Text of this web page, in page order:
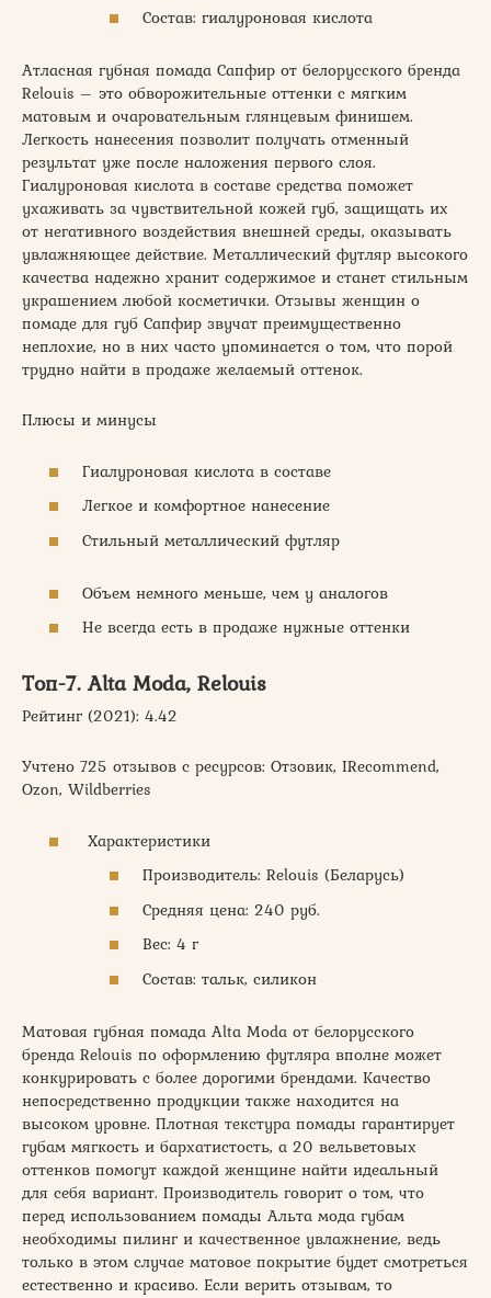
Состав: гиалуроновая кислота
Атласная губная помада Сапфир от белорусского бренда
Relouis – это обворожительные оттенки с мягким
матовым и очаровательным глянцевым финишем.
Легкость нанесения позволит получать отменный
результат уже после наложения первого слоя.
Гиалуроновая кислота в составе средства поможет
ухаживать за чувствительной кожей губ, защищать их
от негативного воздействия внешней среды, оказывать
увлажняющее действие. Металлический футляр высокого
качества надежно хранит содержимое и станет стильным
украшением любой косметички. Отзывы женщин о
помаде для губ Сапфир звучат преимущественно
неплохие, но в них часто упоминается о том, что порой
трудно найти в продаже желаемый оттенок.
Плюсы и минусы
Гиалуроновая кислота в составе
Легкое и комфортное нанесение
Стильный металлический футляр
Объем немного меньше, чем у аналогов
Не всегда есть в продаже нужные оттенки
Топ-7. Alta Moda, Relouis
Рейтинг (2021): 4.42
Учтено 725 отзывов с ресурсов: Отзовик, IRecommend,
Ozon, Wildberries
Характеристики
Производитель: Relouis (Беларусь)
Средняя цена: 240 руб.
Вес: 4 г
Состав: тальк, силикон
Матовая губная помада Alta Moda от белорусского
бренда Relouis по оформлению футляра вполне может
конкурировать с более дорогими брендами. Качество
непосредственно продукции также находится на
высоком уровне. Плотная текстура помады гарантирует
губам мягкость и бархатистость, а 20 вельветовых
оттенков помогут каждой женщине найти идеальный
для себя вариант. Производитель говорит о том, что
перед использованием помады Альта мода губам
необходимы пилинг и качественное увлажнение, ведь
только в этом случае матовое покрытие будет смотреться
естественно и красиво. Если верить отзывам, то